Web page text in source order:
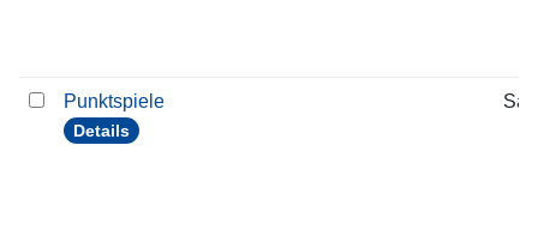
Punktspiele
Details